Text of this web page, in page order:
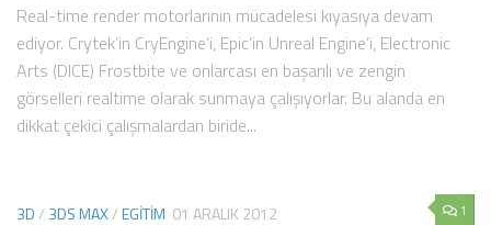
Real-time render motorlarının mücadelesi kıyasıya devam
ediyor. Crytek’in CryEngine’i, Epic’in Unreal Engine’i, Electronic
Arts (DICE) Frostbite ve onlarcası en başarılı ve zengin
görselleri realtime olarak sunmaya çalışıyorlar. Bu alanda en
dikkat çekici çalışmalardan biride...
1
3D/ 3DS MAX/EGITIM 01 ARALIK 2012